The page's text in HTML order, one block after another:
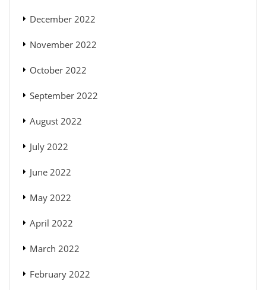
December 2022
November 2022
October 2022
September 2022
August 2022
July 2022
June 2022
May 2022
April 2022
March 2022
February 2022